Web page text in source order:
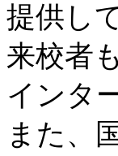
提供し
来校者
インタ
また、